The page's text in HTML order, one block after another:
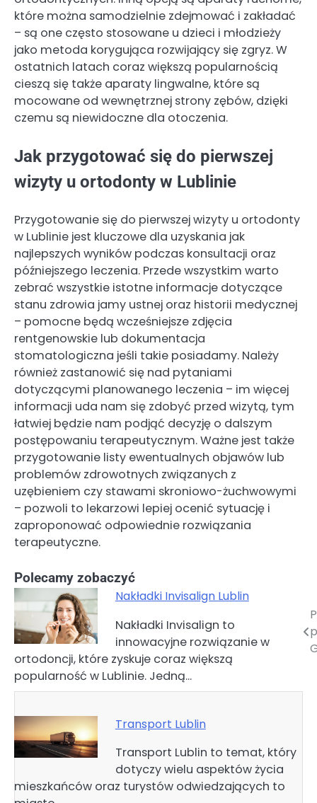
które można samodzielnie zdejmować i zakładać
– są one często stosowane u dzieci i młodzieży
jako metoda korygująca rozwijający się zgryz. W
ostatnich latach coraz większą popularnością
cieszą się także aparaty lingwalne, które są
mocowane od wewnętrznej strony zębów, dzięki
czemu są niewidoczne dla otoczenia.
Jak przygotować się do pierwszej
wizyty u ortodonty w Lublinie
Przygotowanie się do pierwszej wizyty u ortodonty
w Lublinie jest kluczowe dla uzyskania jak
najlepszych wyników podczas konsultacji oraz
późniejszego leczenia. Przede wszystkim warto
zebrać wszystkie istotne informacje dotyczące
stanu zdrowia jamy ustnej oraz historii medycznej
– pomocne będą wcześniejsze zdjęcia
rentgenowskie lub dokumentacja
stomatologiczna jeśli takie posiadamy. Należy
również zastanowić się nad pytaniami
dotyczącymi planowanego leczenia – im więcej
informacji uda nam się zdobyć przed wizytą, tym
łatwiej będzie nam podjąć decyzję o dalszym
postępowaniu terapeutycznym. Ważne jest także
przygotowanie listy ewentualnych objawów lub
problemów zdrowotnych związanych z
uzębieniem czy stawami skroniowo-żuchwowymi
– pozwoli to lekarzowi lepiej ocenić sytuację i
zaproponować odpowiednie rozwiązania
terapeutyczne.
Polecamy zobaczyć
Nakładki Invisalign Lublin
Nakładki Invisalign to
innowacyjne rozwiązanie w
ortodoncji, które zyskuje coraz większą
popularność w Lublinie. Jedną…
Transport Lublin
Transport Lublin to temat, który
dotyczy wielu aspektów życia
mieszkańców oraz turystów odwiedzających to
Nawigacja
wpisu